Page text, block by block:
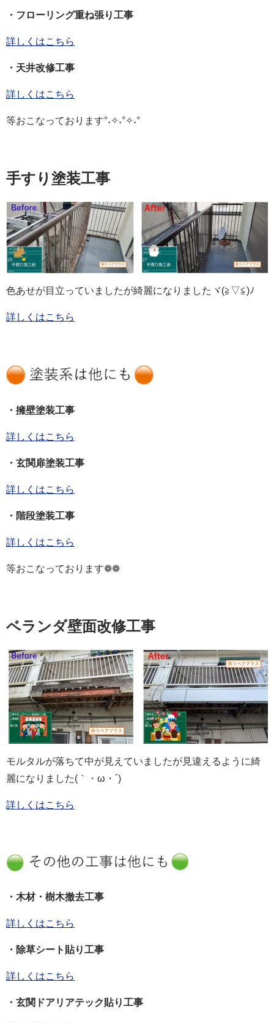
・フローリング重ね張り工事
詳しくはこちら
・天井改修工事
詳しくはこちら
等おこなっております°˖✧˖°✧˖°
手すり塗装工事
色あせが目立っていましたが綺麗になりましたヾ(≧▽≦)ﾉ
詳しくはこちら
・擁壁塗装工事
詳しくはこちら
・玄関扉塗装工事
詳しくはこちら
・階段塗装工事
詳しくはこちら
等おこなっております❁❁
ベランダ壁面改修工事
モルタルが落ちて中が見えていましたが見違えるように綺
麗になりました(｀・ω・´)
詳しくはこちら
・木材・樹木撤去工事
詳しくはこちら
・除草シート貼り工事
詳しくはこちら
・玄関ドアリアテック貼り工事